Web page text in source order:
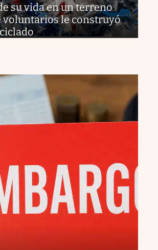
su vida en un terreno
voluntarios le construyó